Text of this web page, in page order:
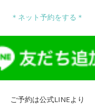
＊ネット予約をする＊
ご予約は公式LINEより